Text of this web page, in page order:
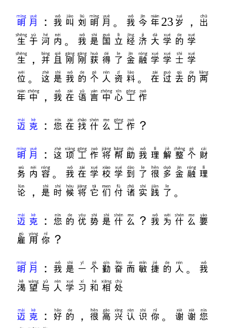
明月
：我叫刘明月。我今年23岁，出
生于河内。我是国立经济大学的学
生，并且刚刚获得了金融学学士学
位。这是我的个人资料。在过去的两
年中，我在语言中心工作
迈克 ：您在找什么工作？
明月
：这项工作将帮助我理解整个财
务内容。我在学校学到了很多金融理
论，是时候将它们付诸实践了。
迈克 ：您的优势是什么？我为什么要
雇用你？
明月
：我是一个勤奋而敏捷的人。我
渴望与人学习和相处
迈克 ：好的，很高兴认识你。谢谢您